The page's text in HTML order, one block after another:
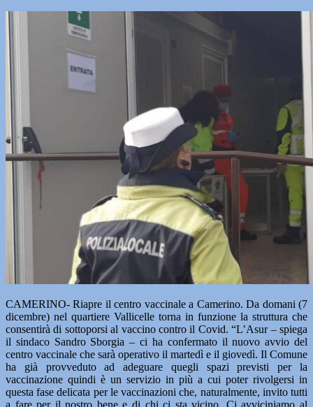
CAMERINO- Riapre il centro vaccinale a Camerino. Da domani (7
dicembre) nel quartiere Vallicelle torna in funzione la struttura che
consentirà di sottoporsi al vaccino contro il Covid. “L’Asur – spiega
il sindaco Sandro Sborgia – ci ha confermato il nuovo avvio del
centro vaccinale che sarà operativo il martedì e il giovedì. Il Comune
ha già provveduto ad adeguare quegli spazi previsti per la
vaccinazione quindi è un servizio in più a cui poter rivolgersi in
questa fase delicata per le vaccinazioni che, naturalmente, invito tutti
a fare per il nostro bene e di chi ci sta vicino. Ci avviciniamo al